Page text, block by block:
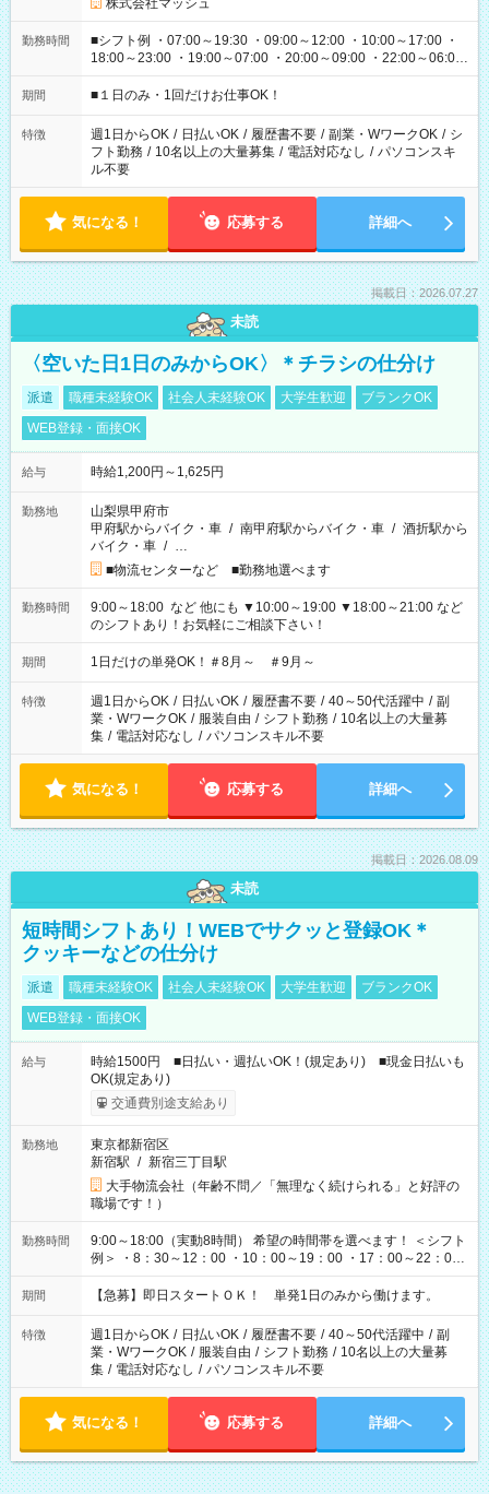
株式会社マッシュ
勤務時間
■シフト例 ・07:00～19:30 ・09:00～12:00 ・10:00～17:00 ・
18:00～23:00 ・19:00～07:00 ・20:00～09:00 ・22:00～06:00
etc ★最短で3時間で5,120円のお仕事から 15時間で2万円近く稼
げるお仕事も！ ご希望のお時間に合わせてご紹介！ ※シフトは
ください！
期間 ■１日のみ・1回だけお仕事OK！
特徴 週1日からOK / 日払いOK / 履歴書不要 / 副業・WワークOK / シ
フト勤務 / 10名以上の大量募集 / 電話対応なし / パソコンスキ
ル不要
気になる！ 応募する 詳細へ
掲載日：2026.07.27
未読
〈空いた日1日のみからOK〉＊チラシの仕分け
派遣 職種未経験OK 社会人未経験OK 大学生歓迎
ブランクOK
WEB登録・面接OK
給与 時給1,200円～1,625円
勤務地
山梨県甲府市
甲府駅からバイク・車 / 南甲府駅からバイク・車 / 酒折駅から
バイク・車 / …
■物流センターなど ■勤務地選べます
勤務時間
9:00～18:00 など 他にも ▼10:00～19:00 ▼18:00～21:00 など
のシフトあり！お気軽にご相談下さい！
期間 1日だけの単発OK！＃8月～ ＃9月～
特徴 週1日からOK / 日払いOK / 履歴書不要 / 40～50代活躍中 / 副
業・WワークOK / 服装自由 / シフト勤務 / 10名以上の大量募
集 / 電話対応なし / パソコンスキル不要
気になる！ 応募する 詳細へ
掲載日：2026.08.09
未読
短時間シフトあり！WEBでサクッと登録OK＊
クッキーなどの仕分け
派遣 職種未経験OK 社会人未経験OK 大学生歓迎
ブランクOK
WEB登録・面接OK
給与
時給1500円 ■日払い・週払いOK！(規定あり) ■現金日払いも
OK(規定あり)
交通費別途支給あり
勤務地
東京都新宿区
新宿駅 / 新宿三丁目駅
大手物流会社（年齢不問／「無理なく続けられる」と好評の
職場です！）
勤務時間
9:00～18:00（実動8時間） 希望の時間帯を選べます！ ＜シフト
例＞ ・8：30～12：00 ・10：00～19：00 ・17：00～22：00
・13：00～22：00 ・22：00～翌6：00 など
期間 【急募】即日スタートＯＫ！ 単発1日のみから働けます。
特徴 週1日からOK / 日払いOK / 履歴書不要 / 40～50代活躍中 / 副
業・WワークOK / 服装自由 / シフト勤務 / 10名以上の大量募
集 / 電話対応なし / パソコンスキル不要
気になる！ 応募する 詳細へ